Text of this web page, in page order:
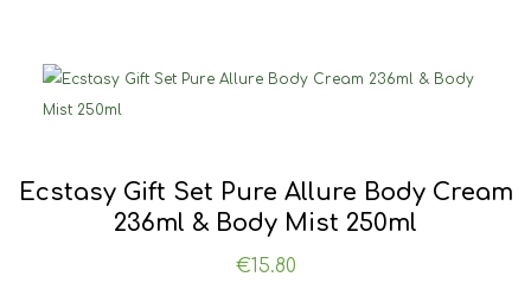
€34.50.
Ecstasy Gift Set Pure Allure Body Cream
236ml & Body Mist 250ml
€15.80